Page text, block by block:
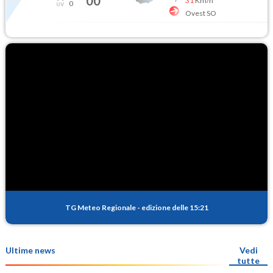
0
Ovest SO
TG Meteo Regionale - edizione delle 15:21
Ultime news
Vedi
tutte